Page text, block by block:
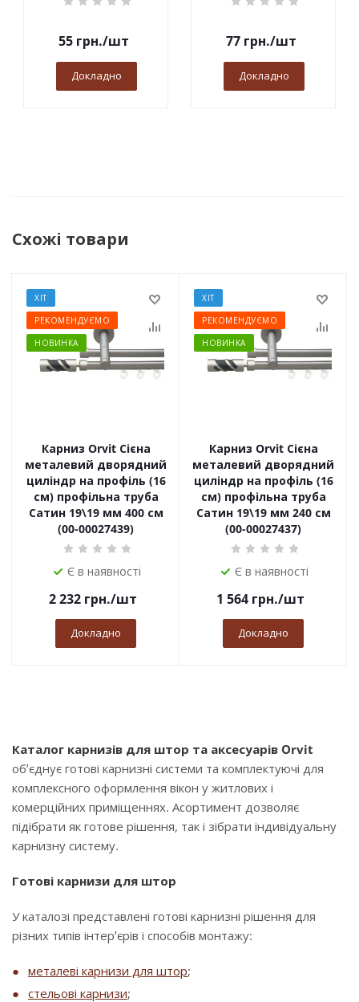
55грн./шт
Докладно
77грн./шт
Докладно
Схожі товари
ХІТ
РЕКОМЕНДУЄМО
НОВИНКА
Карниз Orvit Сієна
металевий дворядний
циліндр на профіль (16
см) профільна труба
Сатин 19\19 мм 400 см
(00-00027439)
Є в наявності
2 232 грн./шт
Докладно
ХІТ
РЕКОМЕНДУЄМО
НОВИНКА
Карниз Orvit Сієна
металевий дворядний
циліндр на профіль (16
см) профільна труба
Сатин 19\19 мм 240 см
(00-00027437)
Є в наявності
1 564 грн./шт
Докладно
Каталог карнизів для штор та аксесуарів Orvit
об’єднує готові карнизні системи та комплектуючі для
комплексного оформлення вікон у житлових і
комерційних приміщеннях. Асортимент дозволяє
підібрати як готове рішення, так і зібрати індивідуальну
карнизну систему.
Готові карнизи для штор
У каталозі представлені готові карнизні рішення для
різних типів інтер’єрів і способів монтажу:
металеві карнизи для штор;
стельові карнизи;